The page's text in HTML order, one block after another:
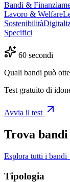
Bandi &
Lavoro & Welfare
Sostenibilità
Specifici
60 secondi
Quali bandi può
Test gratuito di
Avvia il test
Trova
Esplora tutti i
Tipologia